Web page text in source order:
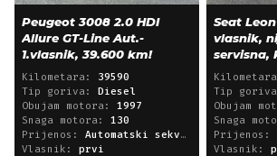
Peugeot 3008 2.0 HDI
Allure GT-Line Aut.-
1.vlasnik, 39.600 km!
Kilometara: 39590
Tip goriva: Diesel
Obujam motora: 1997
Snaga motora: 130
Prijenos: Automatski sekvencijski
Vlasnik: prvi
Seat Leon
vlasnik,
servisna,
Tip
Obujam
Snaga
Prijenos:
Vlasnik: